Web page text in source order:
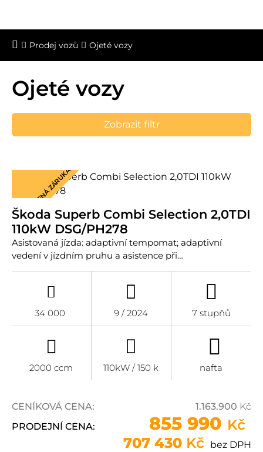
Prodej vozů Ojeté vozy
Ojeté vozy
Zobrazit filtr
PRODLOUŽENÁ ZÁRUKA
Škoda Superb Combi Selection 2,0TDI
110kW DSG/PH278
Asistovaná jízda: adaptivní tempomat; adaptivní
vedení v jízdním pruhu a asistence při…
34 000 9 / 2024 7 stupňů
2000 ccm 110kW / 150 k nafta
CENÍKOVÁ CENA: 1.163.900 Kč
PRODEJNÍ CENA:
855 990 Kč
707 430 Kč bez DPH